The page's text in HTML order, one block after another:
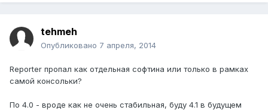
tehmeh
Опубликовано 7 апреля, 2014
Reporter пропал как отдельная софтина или только в рамках
самой консольки?
По 4.0 - вроде как не очень стабильная, буду 4.1 в будущем